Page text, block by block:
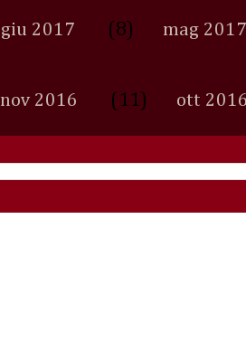
giu 2017 (8) mag 2017
nov 2016 (11) ott 2016